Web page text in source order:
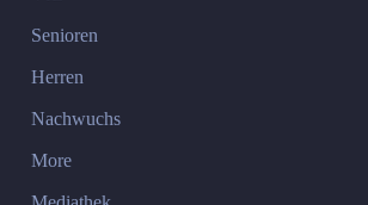
Senioren
Herren
Nachwuchs
More